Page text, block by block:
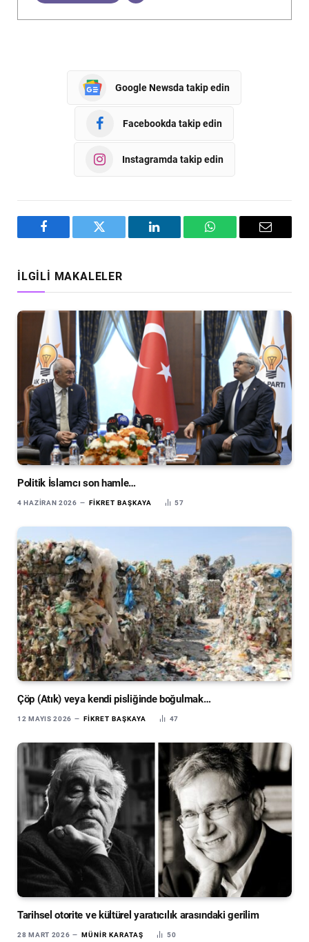
Google Newsda takip edin
Facebookda takip edin
Instagramda takip edin
Facebook Twitter LinkedIn WhatsAppEmail
İLGILI MAKALELER
Politik İslamcı son hamle…
4 HAZIRAN 2026 FIKRET BAŞKAYA 57
Çöp (Atık) veya kendi pisliğinde boğulmak…
12 MAYIS 2026 FIKRET BAŞKAYA 47
Tarihsel otorite ve kültürel yaratıcılık arasındaki gerilim
28 MART 2026 MÜNIR KARATAŞ 50